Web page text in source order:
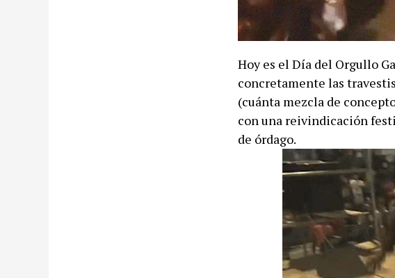
Hoy es el Día del Orgullo
concretamente las
(cuánta mezcla de
con una reivindicación
de órdago.